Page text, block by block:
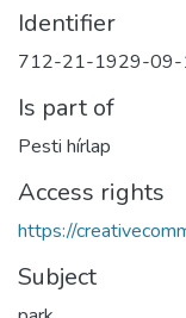
Identifier
712-21-1929-09-
Is part of
Pesti hírlap
Access rights
https://
Subject